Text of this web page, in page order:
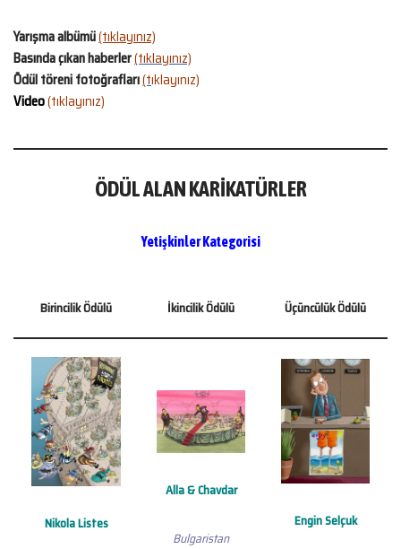
Yarışma albümü(tıklayınız)
Basında çıkan haberler(tıklayınız)
Ödül töreni fotoğrafları(tıklayınız)
Video(tıklayınız)
ÖDÜL ALAN KARİKATÜRLER
Yetişkinler Kategorisi
Birincilik Ödülü İkincilik Ödülü Üçüncülük Ödülü
Nikola Listes
Alla & Chavdar
Bulgaristan
Engin Selçuk